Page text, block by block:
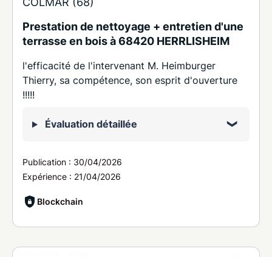
Prestation de nettoyage + entretien d'une
terrasse en bois à 68420 HERRLISHEIM
l'efficacité de l'intervenant M. Heimburger
Thierry, sa compétence, son esprit d'ouverture
!!!!!
Évaluation détaillée
Publication : 30/04/2026
Expérience : 21/04/2026
Blockchain